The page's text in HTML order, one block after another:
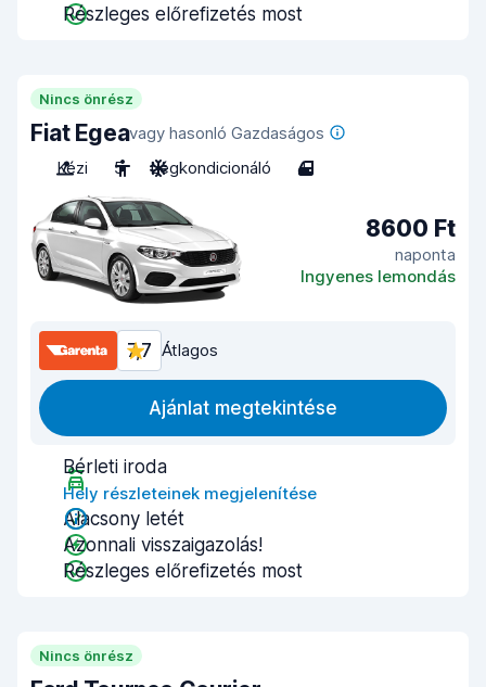
Részleges előrefizetés most
Nincs önrész
Fiat Egeavagy hasonló Gazdaságos
Kézi
5 Légkondicionáló 4
8600 Ft
naponta
Ingyenes lemondás
7,7 Átlagos
Ajánlat megtekintése
Bérleti iroda
Hely részleteinek megjelenítése
Alacsony letét
Azonnali visszaigazolás!
Részleges előrefizetés most
Nincs önrész